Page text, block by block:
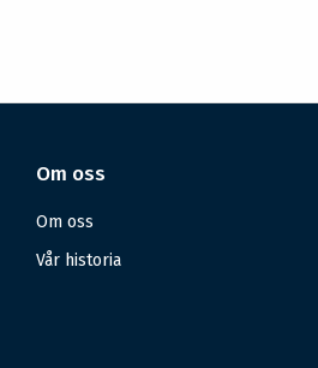
Om oss
Om oss
Vår historia